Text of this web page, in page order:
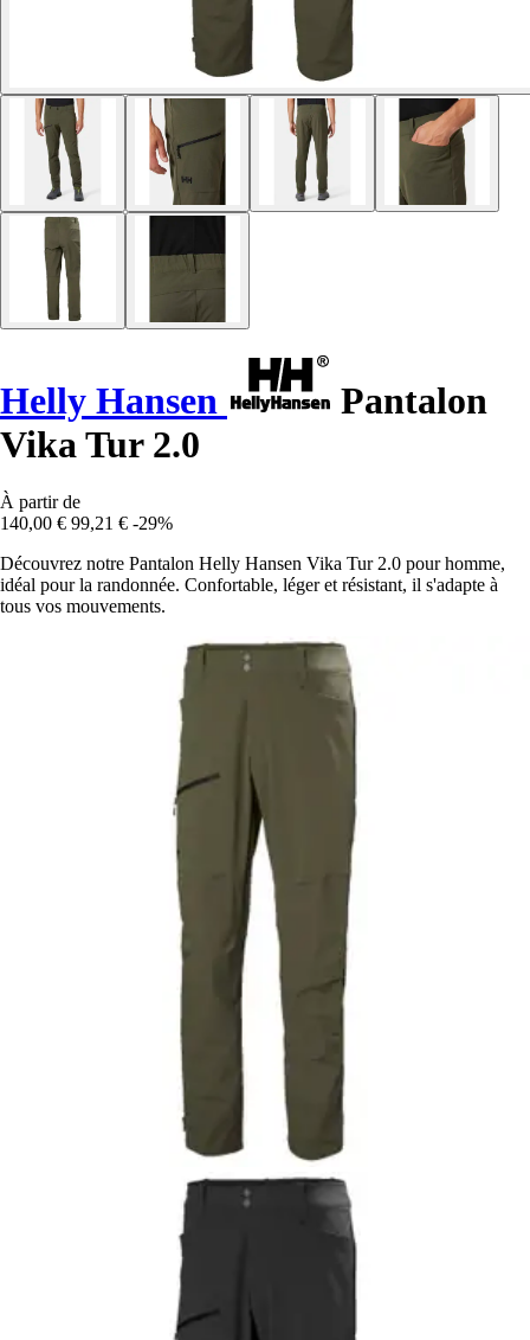
Helly Hansen
Pantalon
Vika Tur 2.0
À partir de
140,00 € 99,21 € -29%
Découvrez notre Pantalon Helly Hansen Vika Tur 2.0 pour homme,
idéal pour la randonnée. Confortable, léger et résistant, il s'adapte à
tous vos mouvements.